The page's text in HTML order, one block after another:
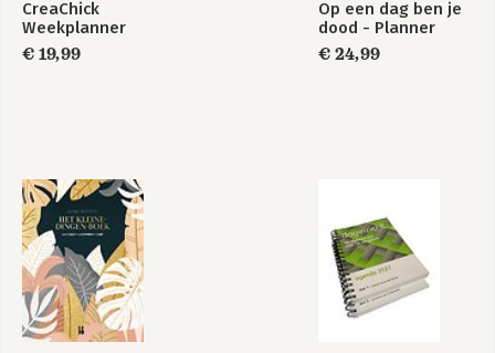
CreaChick
Weekplanner
€ 19,99
Op een dag ben je
dood - Planner
€ 24,99